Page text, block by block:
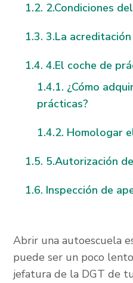
2.Condiciones
3.La
4.El coche de
¿Cómo
prácticas?
Homologar
5.Autorización
Inspección de
Abrir una autoescuela
puede ser un poco
jefatura de la DGT de